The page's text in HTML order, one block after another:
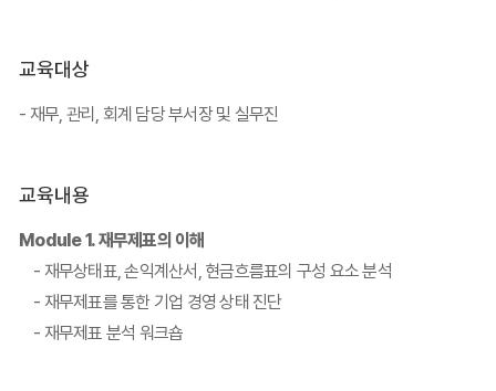
교육대상
- 재무, 관리, 회계 담당 부서장 및 실무진
교육내용
Module 1. 재무제표의 이해
- 재무상태표, 손익계산서, 현금흐름표의 구성 요소 분석
- 재무제표를 통한 기업 경영 상태 진단
- 재무제표 분석 워크숍